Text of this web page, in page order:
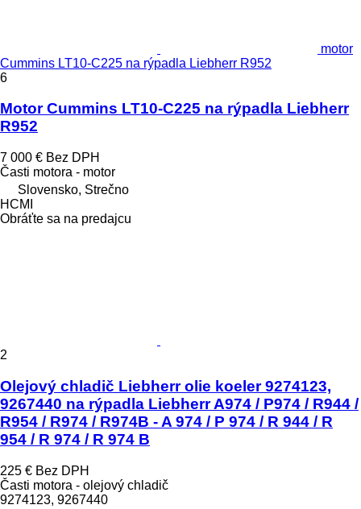
motor
Cummins LT10-C225 na rýpadla Liebherr R952
6
Motor Cummins LT10-C225 na rýpadla Liebherr
R952
7 000 € Bez DPH
Časti motora - motor
Slovensko, Strečno
HCMI
Obráťte sa na predajcu
2
Olejový chladič Liebherr olie koeler 9274123,
9267440 na rýpadla Liebherr A974 / P974 / R944 /
R954 / R974 / R974B - A 974 / P 974 / R 944 / R
954 / R 974 / R 974 B
225 € Bez DPH
Časti motora - olejový chladič
9274123, 9267440